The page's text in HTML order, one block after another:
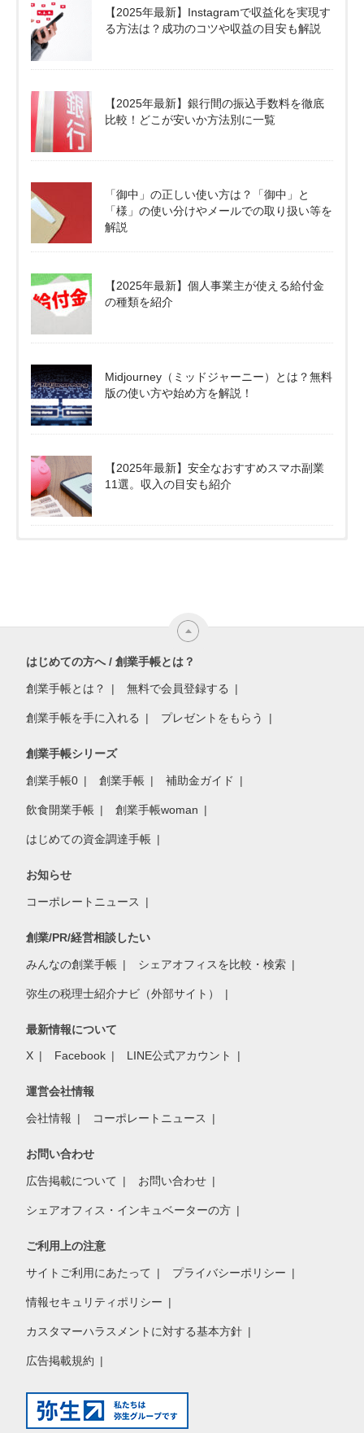
【2025年最新】Instagramで収益化を実現す
る方法は？成功のコツや収益の目安も解説
【2025年最新】銀行間の振込手数料を徹底
比較！どこが安いか方法別に一覧
「御中」の正しい使い方は？「御中」と
「様」の使い分けやメールでの取り扱い等を
解説
【2025年最新】個人事業主が使える給付金
の種類を紹介
Midjourney（ミッドジャーニー）とは？無料
版の使い方や始め方を解説！
【2025年最新】安全なおすすめスマホ副業
11選。収入の目安も紹介
はじめての方へ / 創業手帳とは？
創業手帳とは？ 無料で会員登録する
創業手帳を手に入れる プレゼントをもらう
創業手帳シリーズ
創業手帳0 創業手帳 補助金ガイド
飲食開業手帳 創業手帳woman
はじめての資金調達手帳
お知らせ
コーポレートニュース
創業/PR/経営相談したい
みんなの創業手帳 シェアオフィスを比較・検索
弥生の税理士紹介ナビ（外部サイト）
最新情報について
X Facebook LINE公式アカウント
運営会社情報
会社情報 コーポレートニュース
お問い合わせ
広告掲載について お問い合わせ
シェアオフィス・インキュベーターの方
ご利用上の注意
サイトご利用にあたって プライバシーポリシー
情報セキュリティポリシー
カスタマーハラスメントに対する基本方針
広告掲載規約